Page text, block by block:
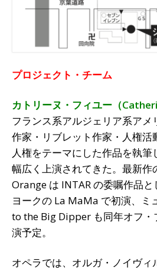
プロジェクト・チーム
カトリーヌ・フィユー（
フランス系アルジェリア系アメ
作家・リブレット作家・人権活
人権をテーマにした作品を執
幅広く上演されてきた。最新
Orange は INTAR の委嘱作品
ヨークの La MaMa で初演、ミ
to the Big Dipper も同年オフ・
演予定。
オペラでは、オルガ・ノイヴィ